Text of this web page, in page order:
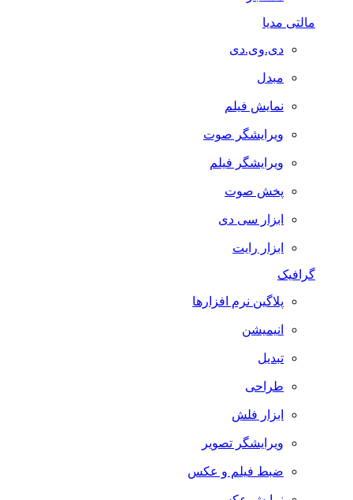
مالتی مدیا
دی.وی.دی
مبدل
نمایش فیلم
ویرایشگر صوت
ویرایشگر فیلم
پخش صوت
ابزار سی دی
ابزار رایت
گرافیک
پلاگین نرم افزارها
انیمیشن
تبدیل
طراحی
ابزار فلش
ویرایشگر تصویر
ضبط فيلم و عكس